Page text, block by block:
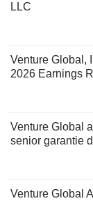
LLC
Venture Global,
2026 Earnings
Venture Global
senior garantie
Venture Global